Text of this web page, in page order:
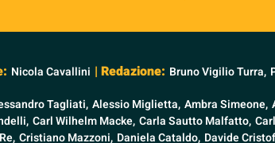
Nicola Cavallini | Redazione: Bruno Vigilio Turra,
Tagliati, Alessio Miglietta, Ambra Simeone,
Carl Wilhelm Macke, Carla Sautto Malfatto,
Cristiano Mazzoni, Daniela Cataldo, Davide